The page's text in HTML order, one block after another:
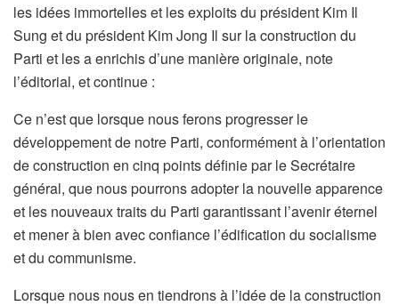
les idées immortelles et les exploits du président Kim Il
Sung et du président Kim Jong Il sur la construction du
Parti et les a enrichis d’une manière originale, note
l’éditorial, et continue :
Ce n’est que lorsque nous ferons progresser le
développement de notre Parti, conformément à l’orientation
de construction en cinq points définie par le Secrétaire
général, que nous pourrons adopter la nouvelle apparence
et les nouveaux traits du Parti garantissant l’avenir éternel
et mener à bien avec confiance l’édification du socialisme
et du communisme.
Lorsque nous nous en tiendrons à l’idée de la construction